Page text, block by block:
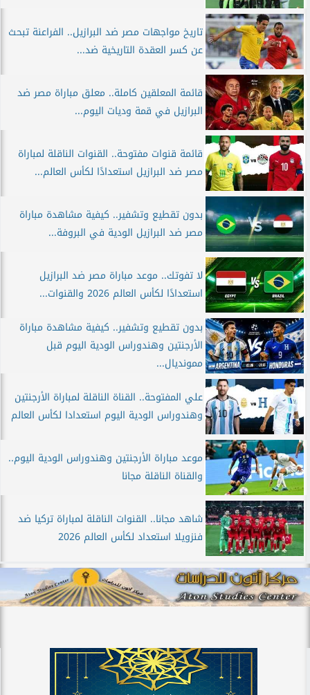
تاريخ مواجهات مصر ضد البرازيل.. الفراعنة تبحث
عن كسر العقدة التاريخية ضد...
قائمة المعلقين كاملة.. معلق مباراة مصر ضد
البرازيل في قمة وديات اليوم...
قائمة قنوات مفتوحة.. القنوات الناقلة لمباراة
مصر ضد البرازيل استعدادًا لكأس العالم...
بدون تقطيع وتشفير.. كيفية مشاهدة مباراة
مصر ضد البرازيل الودية في البروفة...
لا تفوتك.. موعد مباراة مصر ضد البرازيل
استعدادًا لكأس العالم 2026 والقنوات...
بدون تقطيع وتشفير.. كيفية مشاهدة مباراة
الأرجنتين وهندوراس الودية اليوم قبل
ممونديال...
علي المفتوحة.. القناة الناقلة لمباراة الأرجنتين
وهندوراس الودية اليوم استعدادا لكأس العالم
موعد مباراة الأرجنتين وهندوراس الودية اليوم..
والقناة الناقلة مجانا
شاهد مجانا.. القنوات الناقلة لمباراة تركيا ضد
فنزويلا استعداد لكأس العالم 2026